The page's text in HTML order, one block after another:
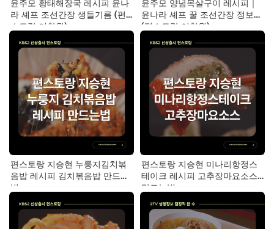
윤주모 황태해장국 레시피 윤나
라 셰프 조선간장 생들기름 (편
스토랑 이찬원)
윤주모 양념목살구이 레시피｜
윤나라 셰프 꿀 조선간장 정보
(편스토랑 이찬원)
편스토랑 지승현 누룽지김치볶
음밥 레시피 김치볶음밥 만드는
법
편스토랑 지승현 미나리항정스
테이크 레시피 고추장마요소스
만드는법